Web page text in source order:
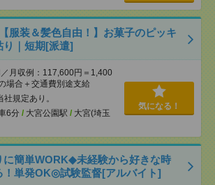
服装＆髪色自由！】お菓子のピッキ
り｜短期[派遣]
月収例：117,600円＝1,400
場合＋交通費別途支給
規定あり。
6分 / 大宮公園駅 / 大宮(埼玉
気になる！
に簡単WORK◆未経験から好きな時
！単発OK◎試験監督[アルバイト]